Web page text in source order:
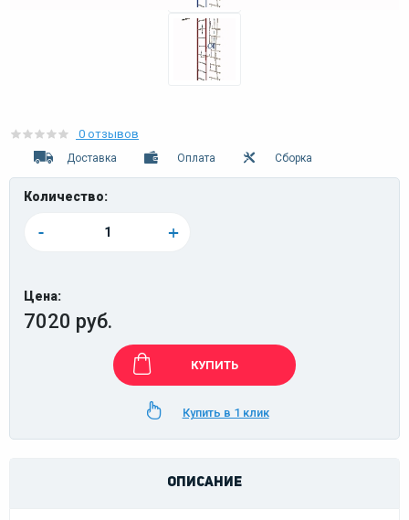
0 отзывов
Доставка Оплата Сборка
Количество:
- +
Цена:
7020 руб.
КУПИТЬ
Купить в 1 клик
ОПИСАНИЕ